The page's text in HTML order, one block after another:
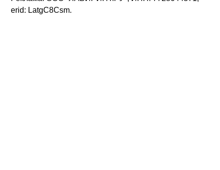
erid: LatgC8Csm.